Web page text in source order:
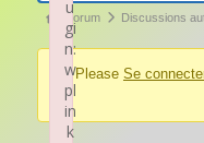
forum
Fil
d’Ariane
forum –
Vous
Forum Discussions
Please Se
u
gi
n:
w
pl
in
k